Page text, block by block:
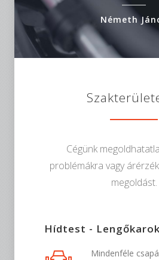
Németh
Cégünk
problémákra vagy
megoldást.
Hídtest - Lengőkarok
Mindenféle